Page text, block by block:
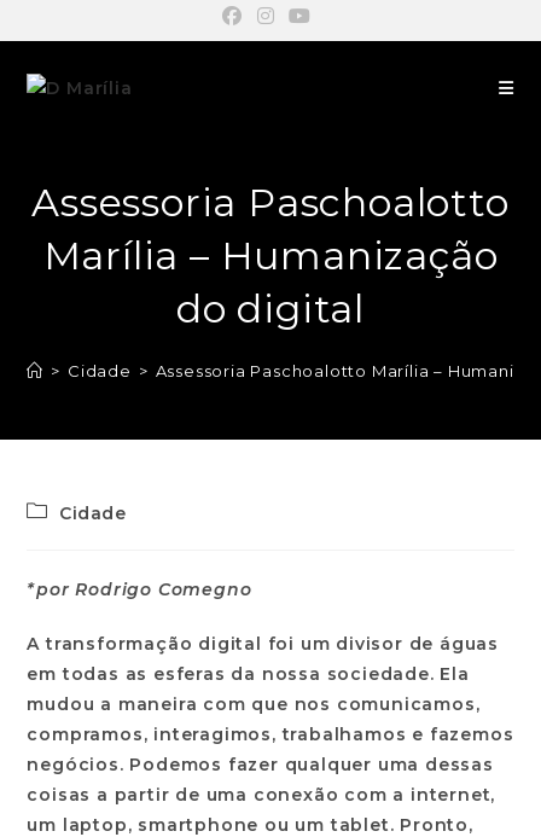
Assessoria Paschoalotto
Marília – Humanização
do digital
> Cidade > Assessoria Paschoalotto Marília –
Cidade
*por Rodrigo Comegno
A transformação digital foi um divisor de águas
em todas as esferas da nossa sociedade. Ela
mudou a maneira com que nos comunicamos,
compramos, interagimos, trabalhamos e fazemos
negócios. Podemos fazer qualquer uma dessas
coisas a partir de uma conexão com a internet,
um laptop, smartphone ou um tablet. Pronto,